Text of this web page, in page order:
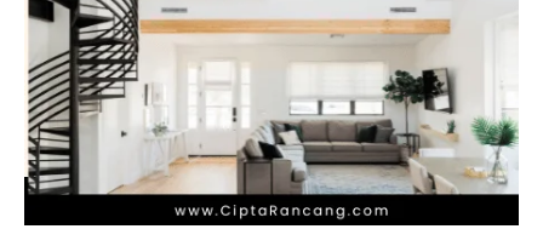
dari
115.000/m²
quantity